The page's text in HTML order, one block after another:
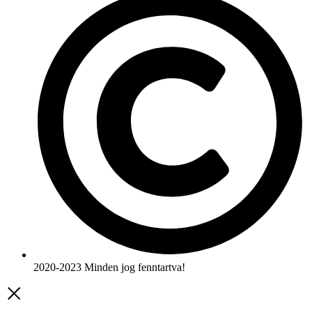
2020-2023 Minden jog fenntartva!